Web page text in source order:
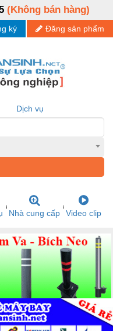
(Không bán hàng)
Đăng sản phẩm
ký
Dịch vụ
Nhà cung cấp Video clip